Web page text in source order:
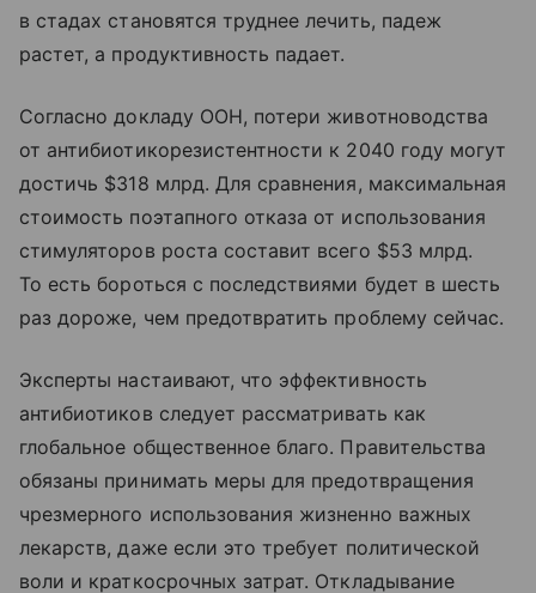
в стадах становятся труднее лечить, падеж
растет, а продуктивность падает.
Согласно докладу ООН, потери животноводства
от антибиотикорезистентности к 2040 году могут
достичь $318 млрд. Для сравнения, максимальная
стоимость поэтапного отказа от использования
стимуляторов роста составит всего $53 млрд.
То есть бороться с последствиями будет в шесть
раз дороже, чем предотвратить проблему сейчас.
Эксперты настаивают, что эффективность
антибиотиков следует рассматривать как
глобальное общественное благо. Правительства
обязаны принимать меры для предотвращения
чрезмерного использования жизненно важных
лекарств, даже если это требует политической
воли и краткосрочных затрат. Откладывание